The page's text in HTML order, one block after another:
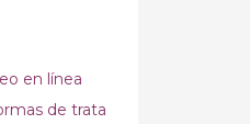
en línea
de trata